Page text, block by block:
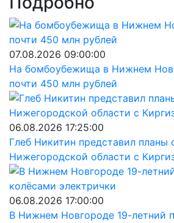
07.08.2026 09:00:00
На бомбоубежища в Нижнем
почти 450 млн рублей
06.08.2026 17:25:00
Глеб Никитин представил планы
Нижегородской области с
06.08.2026 17:00:00
В Нижнем Новгороде 19-летний